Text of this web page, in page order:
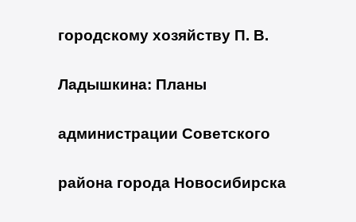
городскому хозяйству П. В.
Ладышкина: Планы
администрации Советского
района города Новосибирска